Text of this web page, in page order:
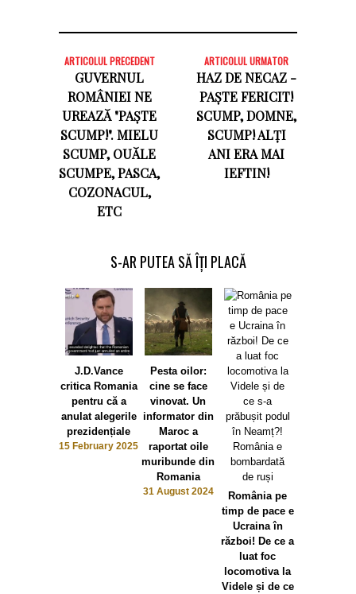
ARTICOLUL PRECEDENT
GUVERNUL
ROMÂNIEI NE
UREAZĂ "PAȘTE
SCUMP!". MIELU
SCUMP, OUĂLE
SCUMPE, PASCA,
COZONACUL,
ETC
ARTICOLUL URMATOR
HAZ DE NECAZ -
PAȘTE FERICIT!
SCUMP, DOMNE,
SCUMP! ALȚI
ANI ERA MAI
IEFTIN!
S-AR PUTEA SĂ ÎȚI PLACĂ
J.D.Vance
critica Romania
pentru că a
anulat alegerile
prezidențiale
15 February 2025
Pesta oilor:
cine se face
vinovat. Un
informator din
Maroc a
raportat oile
muribunde din
Romania
31 August 2024
România pe
timp de pace e
Ucraina în
război! De ce a
luat foc
locomotiva la
Videle și de ce